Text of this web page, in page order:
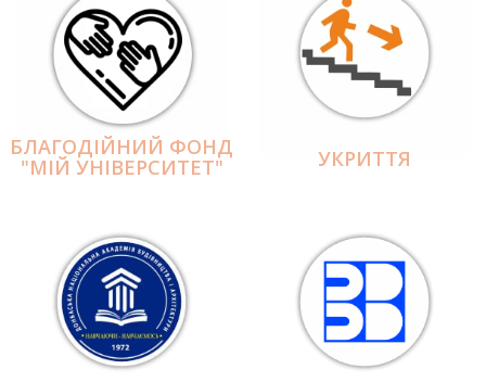
БЛАГОДІЙНИЙ ФОНД
"МІЙ УНІВЕРСИТЕТ" УКРИТТЯ